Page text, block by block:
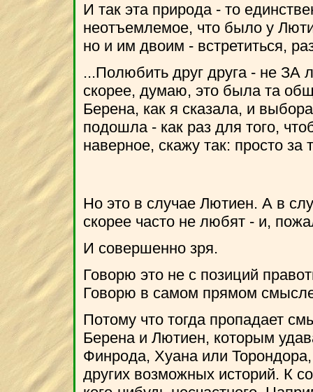
И так эта природа - то
неотъемлемое, что было у
но и им двоим - встретиться,
...Полюбить друг друга - не ЗА
скорее, думаю, это была та
Берена, как я сказала, и
подошла - как раз для того,
наверное, скажу так: просто за
Но это в случае Лютиен. А в
скорее часто не любят - и,
И совершенно зря.
Говорю это не с позиций
Говорю в самом прямом
Потому что тогда пропадает
Берена и Лютиен, которым
Финрода, Хуана или
других возможных историй. К